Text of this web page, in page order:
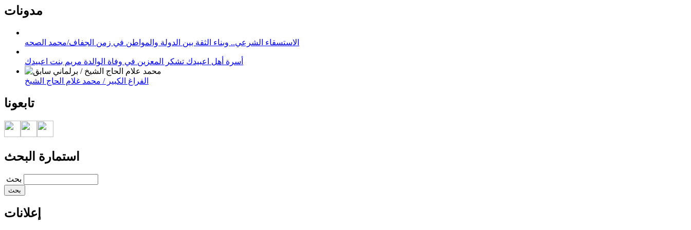
مدونات
الاستسقاء الشرعي.. وبناء الثقة بين الدولة والمواطن في زمن الجفاف/محمد الصحه
أسرة أهل اعبيدك تشكر المعزين في وفاة الوالدة مريم بنت اعبيدك
الفراغ الكبير / محمد غلام الحاج الشيخ
تابعونا
استمارة البحث
‏بحث ‏
إعلانات